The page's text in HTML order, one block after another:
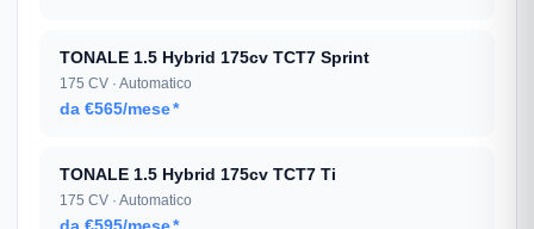
TONALE 1.5 Hybrid 175cv TCT7 Sprint
175 CV · Automatico
da €565/mese*
TONALE 1.5 Hybrid 175cv TCT7 Ti
175 CV · Automatico